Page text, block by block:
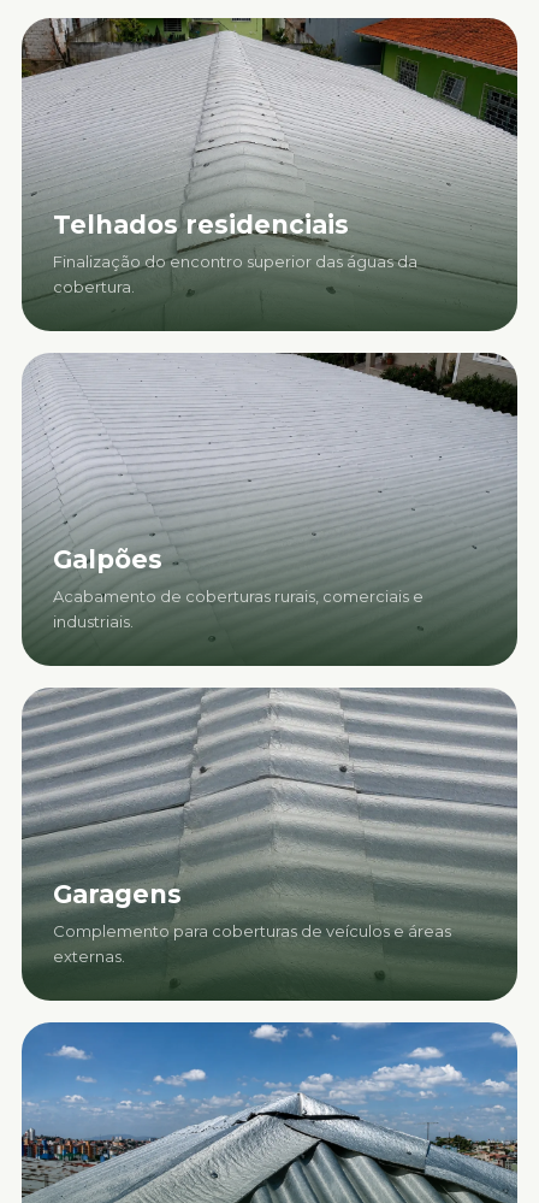
Telhados residenciais
Finalização do encontro superior das águas da
cobertura.
Galpões
Acabamento de coberturas rurais, comerciais e
industriais.
Garagens
Complemento para coberturas de veículos e áreas
externas.